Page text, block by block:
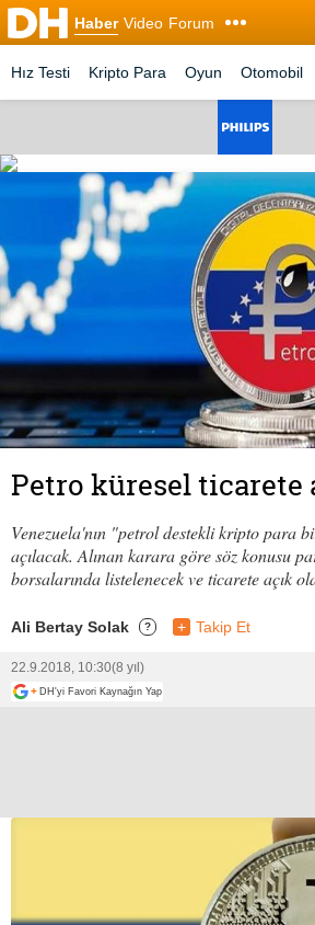
Haber Video Forum
Hız Testi Kripto Para Oyun Otomobil
Petro küresel ticarete
Venezuela'nın "petrol destekli kripto para
açılacak. Alınan karara göre söz konusu
borsalarında listelenecek ve ticarete açık
Ali Bertay Solak ? + Takip Et
22.9.2018, 10:30(8 yıl)
+ DH'yi Favori Kaynağın Yap